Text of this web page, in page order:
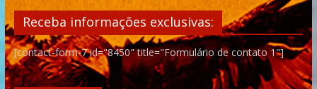
Receba informações exclusivas:
[contact-form-7 id="8450" title="Formulário de contato 1"]